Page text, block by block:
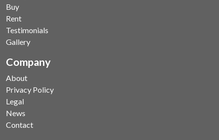
Buy
Rent
Testimonials
Gallery
Company
About
Privacy Policy
Legal
News
Contact